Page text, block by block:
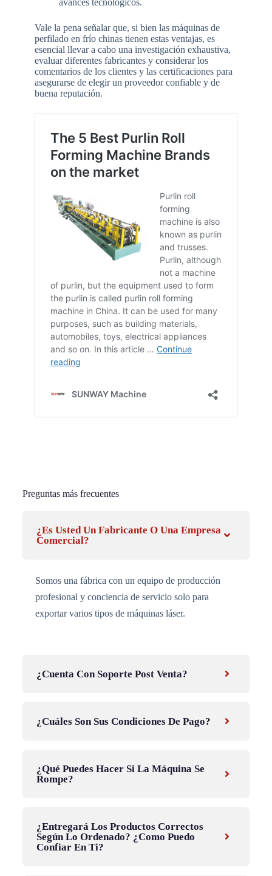
avances tecnológicos.
Vale la pena señalar que, si bien las máquinas de
perfilado en frío chinas tienen estas ventajas, es
esencial llevar a cabo una investigación exhaustiva,
evaluar diferentes fabricantes y considerar los
comentarios de los clientes y las certificaciones para
asegurarse de elegir un proveedor confiable y de
buena reputación.
Preguntas más frecuentes
¿Es Usted Un Fabricante O Una Empresa
Comercial?
Somos una fábrica con un equipo de producción
profesional y conciencia de servicio solo para
exportar varios tipos de máquinas láser.
¿Cuenta Con Soporte Post Venta?
¿Cuáles Son Sus Condiciones De Pago?
¿Qué Puedes Hacer Si La Máquina Se
Rompe?
¿Entregará Los Productos Correctos
Según Lo Ordenado? ¿Como Puedo
Confiar En Ti?